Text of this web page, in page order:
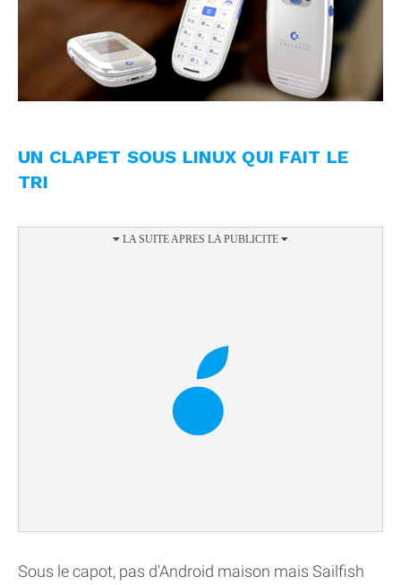
UN CLAPET SOUS LINUX QUI FAIT LE
TRI
Sous le capot, pas d'Android maison mais Sailfish